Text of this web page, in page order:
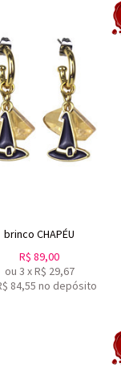
brinco CHAPÉU
R$ 89,00
ou 3 xR$ 29,67
84,55 no depósito